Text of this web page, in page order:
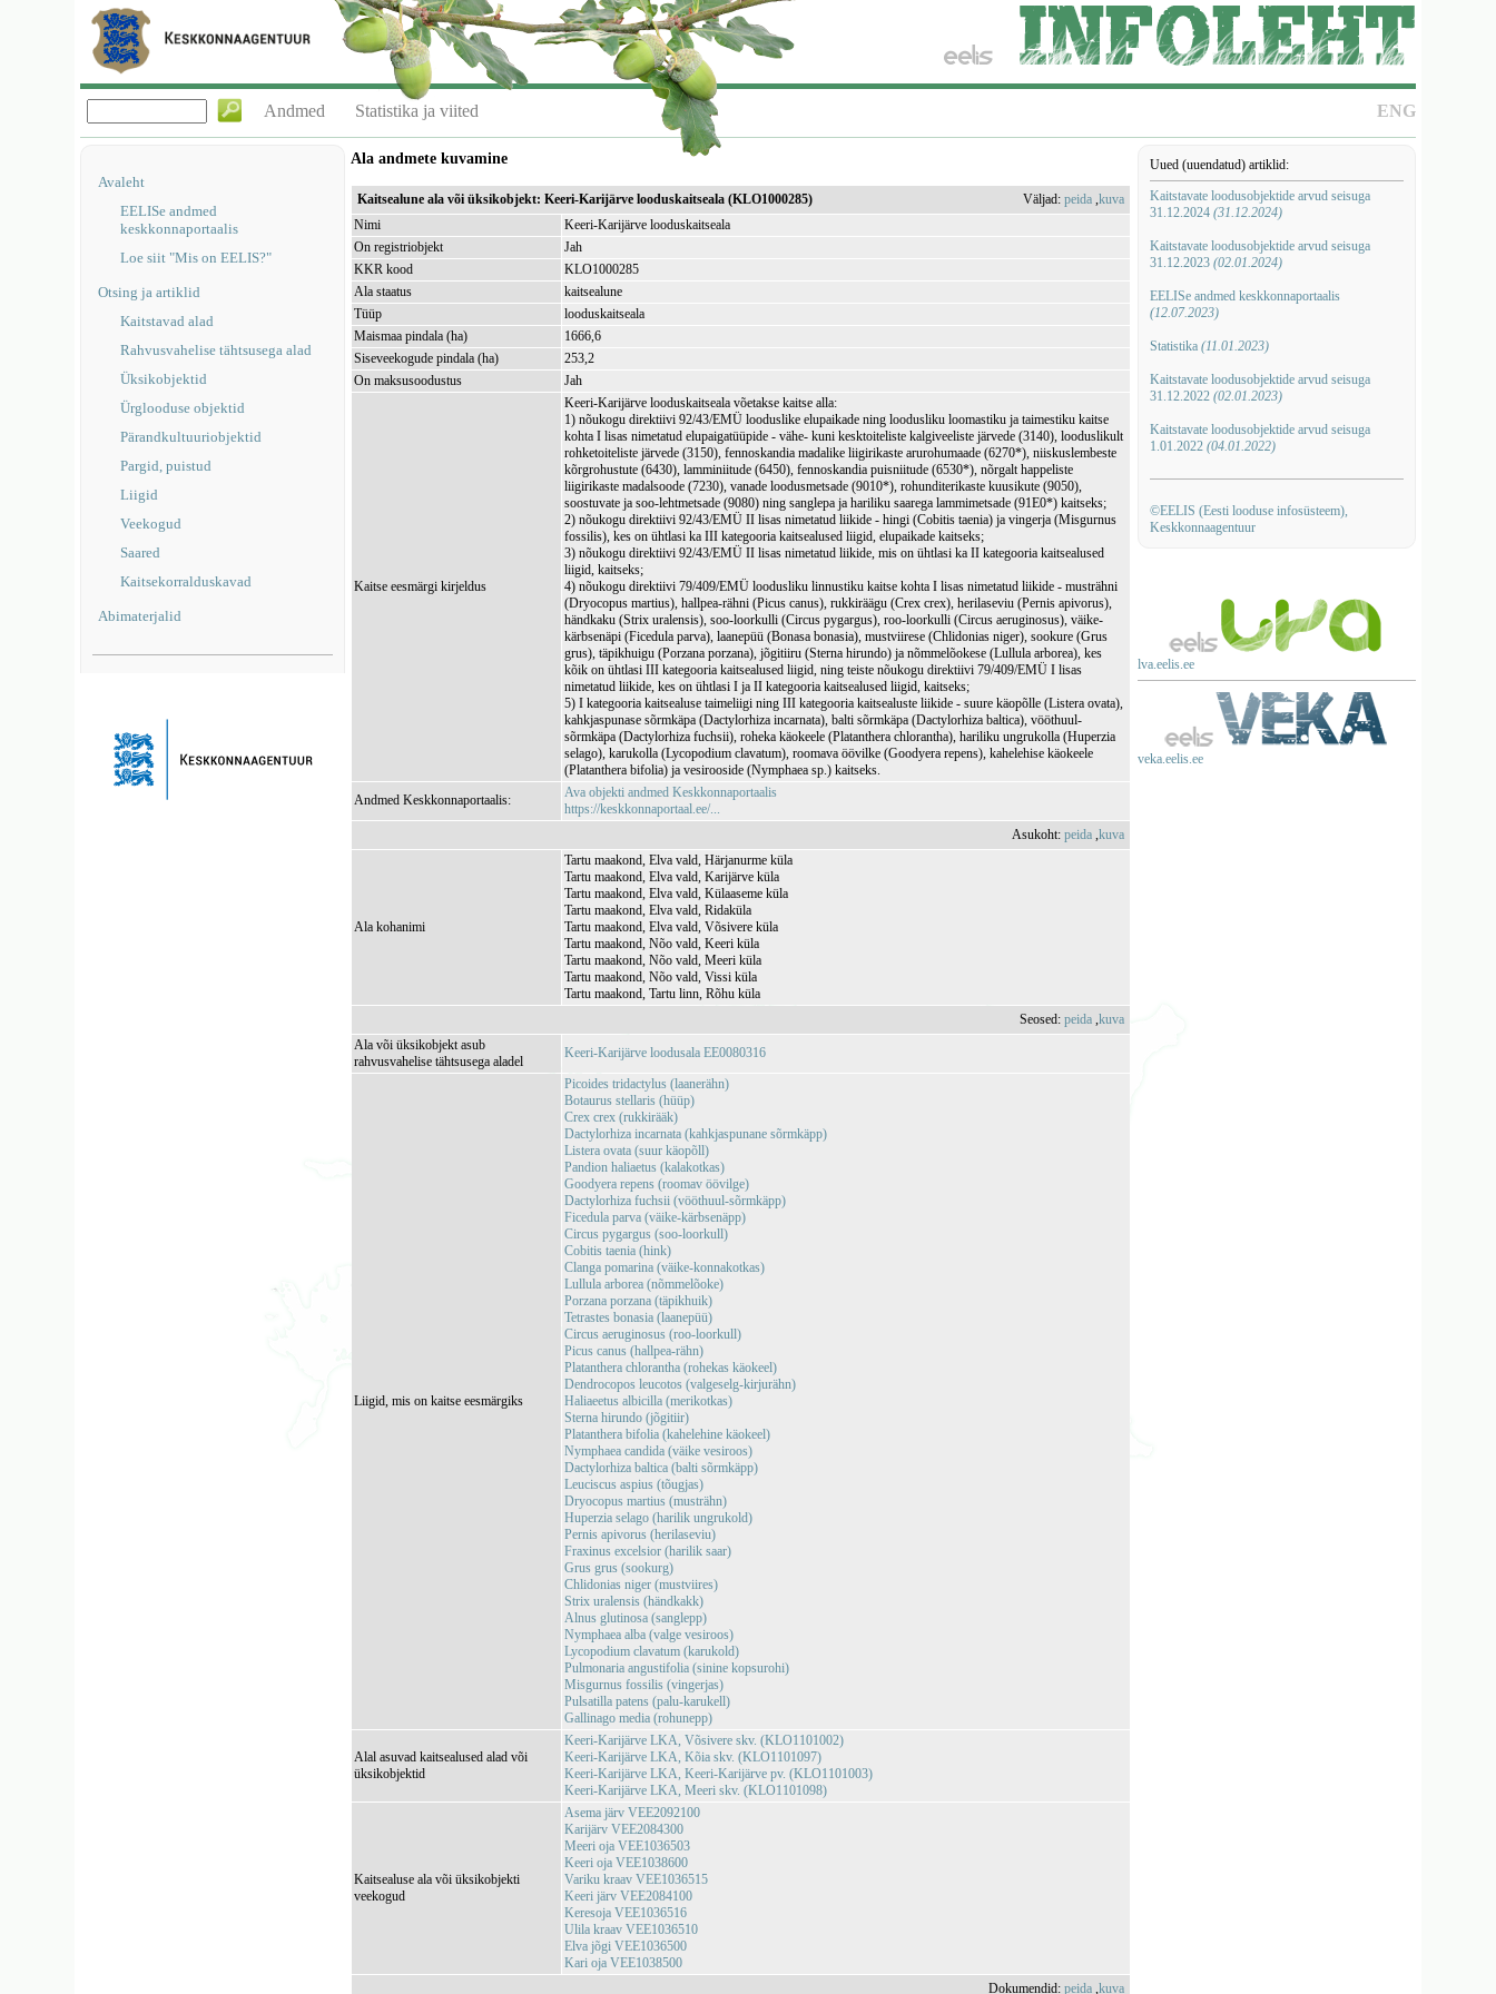
ENG
Andmed Statistika ja viited
Avaleht
EELISe andmed
keskkonnaportaalis
Loe siit "Mis on EELIS?"
Otsing ja artiklid
Kaitstavad alad
Rahvusvahelise tähtsusega alad
Üksikobjektid
Ürglooduse objektid
Pärandkultuuriobjektid
Pargid, puistud
Liigid
Veekogud
Saared
Kaitsekorralduskavad
Abimaterjalid
Uued (uuendatud) artiklid:
Kaitstavate loodusobjektide arvud seisuga
31.12.2024 (31.12.2024)
Kaitstavate loodusobjektide arvud seisuga
31.12.2023 (02.01.2024)
EELISe andmed keskkonnaportaalis
(12.07.2023)
Statistika (11.01.2023)
Kaitstavate loodusobjektide arvud seisuga
31.12.2022 (02.01.2023)
Kaitstavate loodusobjektide arvud seisuga
1.01.2022 (04.01.2022)
©EELIS (Eesti looduse infosüsteem),
Keskkonnaagentuur
lva.eelis.ee
veka.eelis.ee
Ala andmete kuvamine
Kaitsealune ala või üksikobjekt: Keeri-Karijärve looduskaitseala (KLO1000285) Väljad:peida ,kuva
Nimi
Keeri-Karijärve looduskaitseala
On registriobjekt
Jah
KKR kood
KLO1000285
Ala staatus
kaitsealune
Tüüp
looduskaitseala
Maismaa pindala (ha)
1666,6
Siseveekogude pindala (ha)
253,2
On maksusoodustus
Jah
Kaitse eesmärgi kirjeldus
Keeri-Karijärve looduskaitseala võetakse kaitse alla:
1) nõukogu direktiivi 92/43/EMÜ looduslike elupaikade ning loodusliku loomastiku ja taimestiku kaitse
kohta I lisas nimetatud elupaigatüüpide - vähe- kuni kesktoiteliste kalgiveeliste järvede (3140), looduslikult
rohketoiteliste järvede (3150), fennoskandia madalike liigirikaste arurohumaade (6270*), niiskuslembeste
kõrgrohustute (6430), lamminiitude (6450), fennoskandia puisniitude (6530*), nõrgalt happeliste
liigirikaste madalsoode (7230), vanade loodusmetsade (9010*), rohunditerikaste kuusikute (9050),
soostuvate ja soo-lehtmetsade (9080) ning sanglepa ja hariliku saarega lammimetsade (91E0*) kaitseks;
2) nõukogu direktiivi 92/43/EMÜ II lisas nimetatud liikide - hingi (Cobitis taenia) ja vingerja (Misgurnus
fossilis), kes on ühtlasi ka III kategooria kaitsealused liigid, elupaikade kaitseks;
3) nõukogu direktiivi 92/43/EMÜ II lisas nimetatud liikide, mis on ühtlasi ka II kategooria kaitsealused
liigid, kaitseks;
4) nõukogu direktiivi 79/409/EMÜ loodusliku linnustiku kaitse kohta I lisas nimetatud liikide - musträhni
(Dryocopus martius), hallpea-rähni (Picus canus), rukkiräägu (Crex crex), herilaseviu (Pernis apivorus),
händkaku (Strix uralensis), soo-loorkulli (Circus pygargus), roo-loorkulli (Circus aeruginosus), väike-
kärbsenäpi (Ficedula parva), laanepüü (Bonasa bonasia), mustviirese (Chlidonias niger), sookure (Grus
grus), täpikhuigu (Porzana porzana), jõgitiiru (Sterna hirundo) ja nõmmelõokese (Lullula arborea), kes
kõik on ühtlasi III kategooria kaitsealused liigid, ning teiste nõukogu direktiivi 79/409/EMÜ I lisas
nimetatud liikide, kes on ühtlasi I ja II kategooria kaitsealused liigid, kaitseks;
5) I kategooria kaitsealuse taimeliigi ning III kategooria kaitsealuste liikide - suure käopõlle (Listera ovata),
kahkjaspunase sõrmkäpa (Dactylorhiza incarnata), balti sõrmkäpa (Dactylorhiza baltica), vööthuul-
sõrmkäpa (Dactylorhiza fuchsii), roheka käokeele (Platanthera chlorantha), hariliku ungrukolla (Huperzia
selago), karukolla (Lycopodium clavatum), roomava öövilke (Goodyera repens), kahelehise käokeele
(Platanthera bifolia) ja vesirooside (Nymphaea sp.) kaitseks.
Andmed Keskkonnaportaalis:
Ava objekti andmed Keskkonnaportaalis
https://keskkonnaportaal.ee/...
Asukoht:peida ,kuva
Ala kohanimi
Tartu maakond, Elva vald, Härjanurme küla
Tartu maakond, Elva vald, Karijärve küla
Tartu maakond, Elva vald, Külaaseme küla
Tartu maakond, Elva vald, Ridaküla
Tartu maakond, Elva vald, Võsivere küla
Tartu maakond, Nõo vald, Keeri küla
Tartu maakond, Nõo vald, Meeri küla
Tartu maakond, Nõo vald, Vissi küla
Tartu maakond, Tartu linn, Rõhu küla
Seosed:peida ,kuva
Ala või üksikobjekt asub
rahvusvahelise tähtsusega aladel
Keeri-Karijärve loodusala EE0080316
Liigid, mis on kaitse eesmärgiks
Picoides tridactylus (laanerähn)
Botaurus stellaris (hüüp)
Crex crex (rukkirääk)
Dactylorhiza incarnata (kahkjaspunane sõrmkäpp)
Listera ovata (suur käopõll)
Pandion haliaetus (kalakotkas)
Goodyera repens (roomav öövilge)
Dactylorhiza fuchsii (vööthuul-sõrmkäpp)
Ficedula parva (väike-kärbsenäpp)
Circus pygargus (soo-loorkull)
Cobitis taenia (hink)
Clanga pomarina (väike-konnakotkas)
Lullula arborea (nõmmelõoke)
Porzana porzana (täpikhuik)
Tetrastes bonasia (laanepüü)
Circus aeruginosus (roo-loorkull)
Picus canus (hallpea-rähn)
Platanthera chlorantha (rohekas käokeel)
Dendrocopos leucotos (valgeselg-kirjurähn)
Haliaeetus albicilla (merikotkas)
Sterna hirundo (jõgitiir)
Platanthera bifolia (kahelehine käokeel)
Nymphaea candida (väike vesiroos)
Dactylorhiza baltica (balti sõrmkäpp)
Leuciscus aspius (tõugjas)
Dryocopus martius (musträhn)
Huperzia selago (harilik ungrukold)
Pernis apivorus (herilaseviu)
Fraxinus excelsior (harilik saar)
Grus grus (sookurg)
Chlidonias niger (mustviires)
Strix uralensis (händkakk)
Alnus glutinosa (sanglepp)
Nymphaea alba (valge vesiroos)
Lycopodium clavatum (karukold)
Pulmonaria angustifolia (sinine kopsurohi)
Misgurnus fossilis (vingerjas)
Pulsatilla patens (palu-karukell)
Gallinago media (rohunepp)
Alal asuvad kaitsealused alad või
üksikobjektid
Keeri-Karijärve LKA, Võsivere skv. (KLO1101002)
Keeri-Karijärve LKA, Kõia skv. (KLO1101097)
Keeri-Karijärve LKA, Keeri-Karijärve pv. (KLO1101003)
Keeri-Karijärve LKA, Meeri skv. (KLO1101098)
Kaitsealuse ala või üksikobjekti
veekogud
Asema järv VEE2092100
Karijärv VEE2084300
Meeri oja VEE1036503
Keeri oja VEE1038600
Variku kraav VEE1036515
Keeri järv VEE2084100
Keresoja VEE1036516
Ulila kraav VEE1036510
Elva jõgi VEE1036500
Kari oja VEE1038500
Dokumendid:peida ,kuva